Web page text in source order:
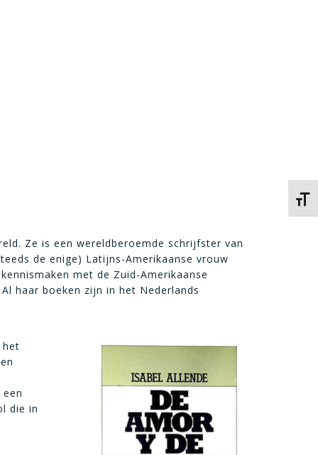
Ze is een wereldberoemde schrijfster van
de enige) Latijns-Amerikaanse vrouw
met de Zuid-Amerikaanse
haar boeken zijn in het Nederlands
die in